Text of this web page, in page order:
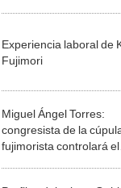
Experiencia laboral de
Fujimori
Miguel Ángel Torres:
congresista de la
fujimorista controlará el